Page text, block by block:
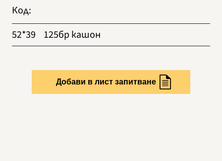
Код:
52*39
125бр кашон
Добави в лист запитване